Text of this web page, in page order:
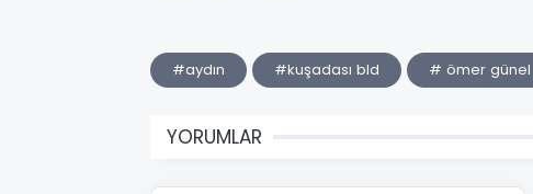
#aydın #kuşadası bld # ömer günel
YORUMLAR